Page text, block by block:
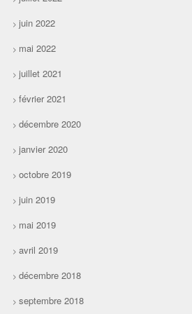
juin 2022
mai 2022
juillet 2021
février 2021
décembre 2020
janvier 2020
octobre 2019
juin 2019
mai 2019
avril 2019
décembre 2018
septembre 2018